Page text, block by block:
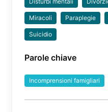
Miracoli Paraplegie
Suicidio
Parole chiave
Incomprensioni famigliari